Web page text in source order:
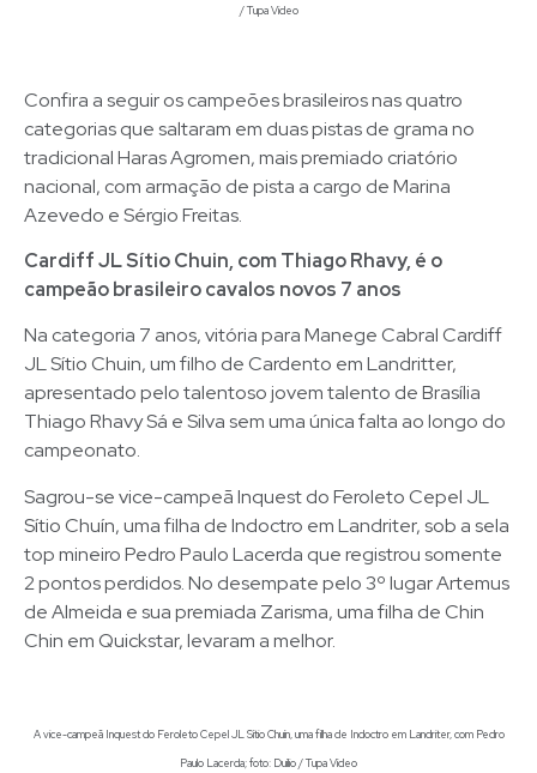
/ Tupa Video
Confira a seguir os campeões brasileiros nas quatro
categorias que saltaram em duas pistas de grama no
tradicional Haras Agromen, mais premiado criatório
nacional, com armação de pista a cargo de Marina
Azevedo e Sérgio Freitas.
Cardiff JL Sítio Chuin, com Thiago Rhavy, é o
campeão brasileiro cavalos novos 7 anos
Na categoria 7 anos, vitória para Manege Cabral Cardiff
JL Sítio Chuin, um filho de Cardento em Landritter,
apresentado pelo talentoso jovem talento de Brasília
Thiago Rhavy Sá e Silva sem uma única falta ao longo do
campeonato.
Sagrou-se vice-campeã Inquest do Feroleto Cepel JL
Sítio Chuín, uma filha de Indoctro em Landriter, sob a sela
top mineiro Pedro Paulo Lacerda que registrou somente
2 pontos perdidos. No desempate pelo 3º lugar Artemus
de Almeida e sua premiada Zarisma, uma filha de Chin
Chin em Quickstar, levaram a melhor.
A vice-campeã Inquest do Feroleto Cepel JL Sítio Chuín, uma filha de Indoctro em Landriter, com Pedro
Paulo Lacerda; foto: Duílio / Tupa Vídeo